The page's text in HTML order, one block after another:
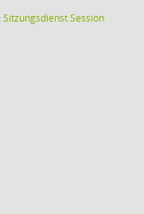
SitzungsdienstSession(Wird in